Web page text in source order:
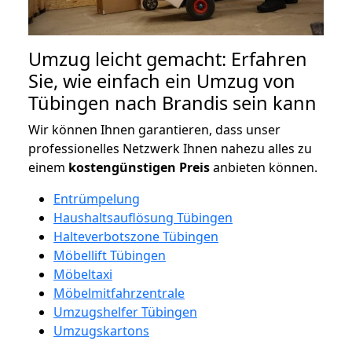
Umzug leicht gemacht: Erfahren
Sie, wie einfach ein Umzug von
Tübingen nach Brandis sein kann
Wir können Ihnen garantieren, dass unser
professionelles Netzwerk Ihnen nahezu alles zu
einem kostengünstigen Preisanbieten können.
Entrümpelung
Haushaltsauflösung Tübingen
Halteverbotszone Tübingen
Möbellift Tübingen
Möbeltaxi
Möbelmitfahrzentrale
Umzugshelfer Tübingen
Umzugskartons